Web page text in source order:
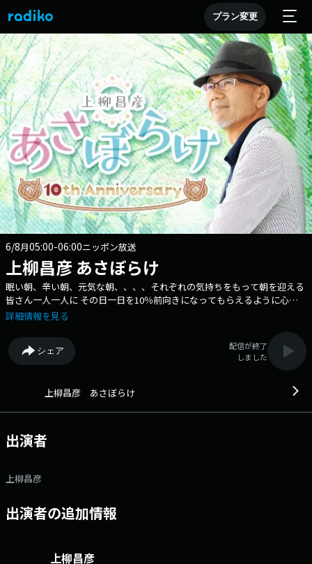
プラン変更
6/8月05:00-06:00ニッポン放送
上柳昌彦 あさぼらけ
眠い朝、辛い朝、元気な朝、、、、それぞれの気持ちをもって朝を迎える
皆さん一人一人に その日一日を10％前向きになってもらえるように心が
けているトークラジオ ■放送時間 （月）5:00～6:00 （火～金）
金） ▼5:00 5時のオープニング ▼5:05 ニュース ▼5:20頃 「食は生き
る力 今朝も元気にいただきます」（月・金） ▼5:20頃 街にあふれるち
ょっとしたいい話を朗読する「あけの語りびと」（水） ▼5:20頃 観音温
チョキ ▼5:57 エンディングメールアドレス： ue@1242.com 番組
詳細情報を見る
シェア
配信が終了
しました
上柳昌彦 あさぼらけ
出演者
上柳昌彦
出演者の追加情報
上柳昌彦